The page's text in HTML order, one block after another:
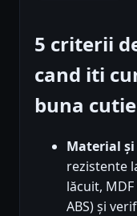
5 criterii
cand iti
buna
Material
rezistente
lăcuit,
ABS) și